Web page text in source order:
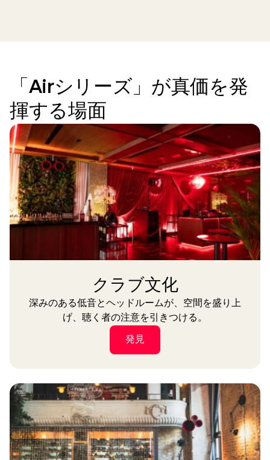
「Airシリーズ」が真価を発
揮する場面
クラブ文化
深みのある低音とヘッドルームが、空間を盛り上
げ、聴く者の注意を引きつける。
発見